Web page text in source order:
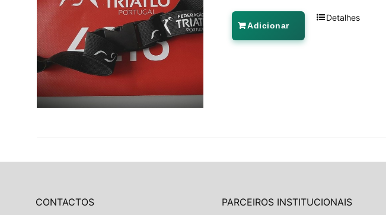
Adicionar
Detalhes
CONTACTOS PARCEIROS INSTITUCIONAIS